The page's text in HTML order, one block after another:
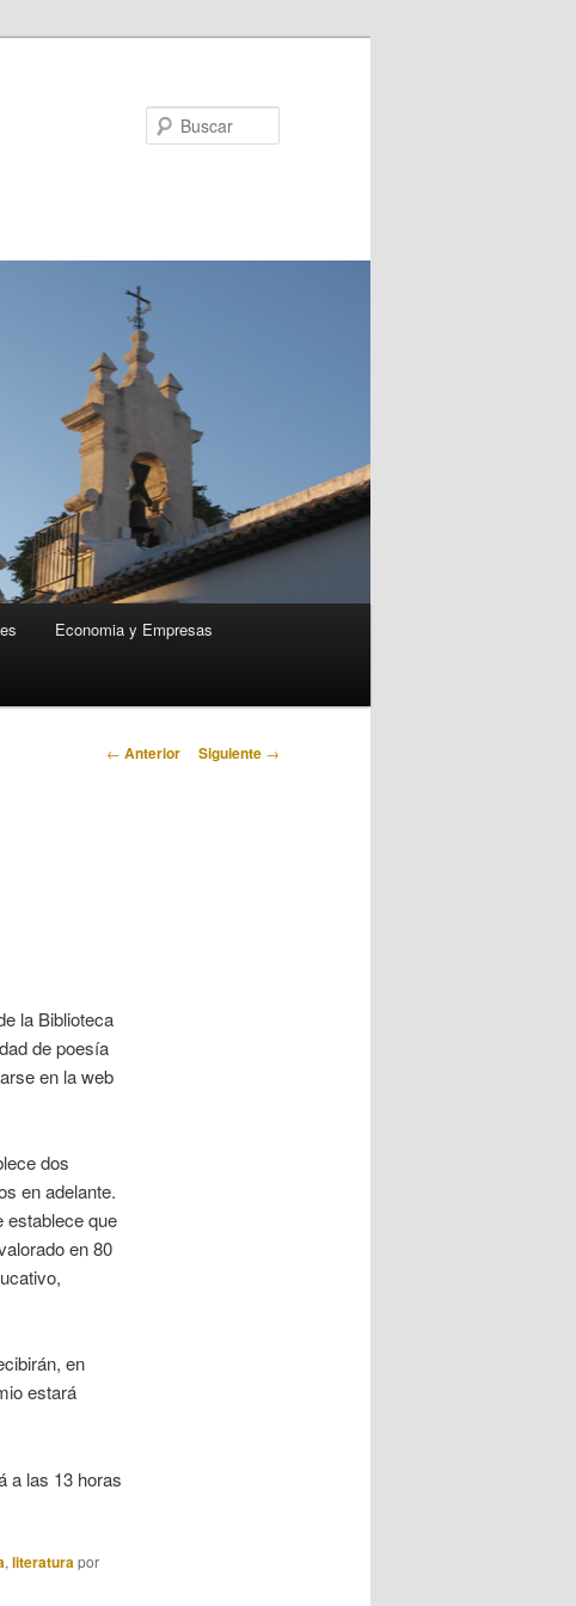
Economia y Empresas
Navegación
← Anterior Siguiente →
la Biblioteca
de poesía
en la web
dos
en adelante.
establece que
en 80
en
estará
a las 13 horas
, literaturapor